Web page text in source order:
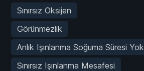
Sınırsız Oksijen
Görünmezlik
Anlık Işınlanma Soğuma Süresi Yok
Sınırsız Işınlanma Mesafesi